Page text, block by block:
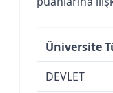
Üniversite
DEVLET